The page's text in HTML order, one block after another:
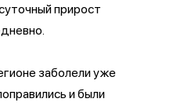
прирост
заболели уже
и были